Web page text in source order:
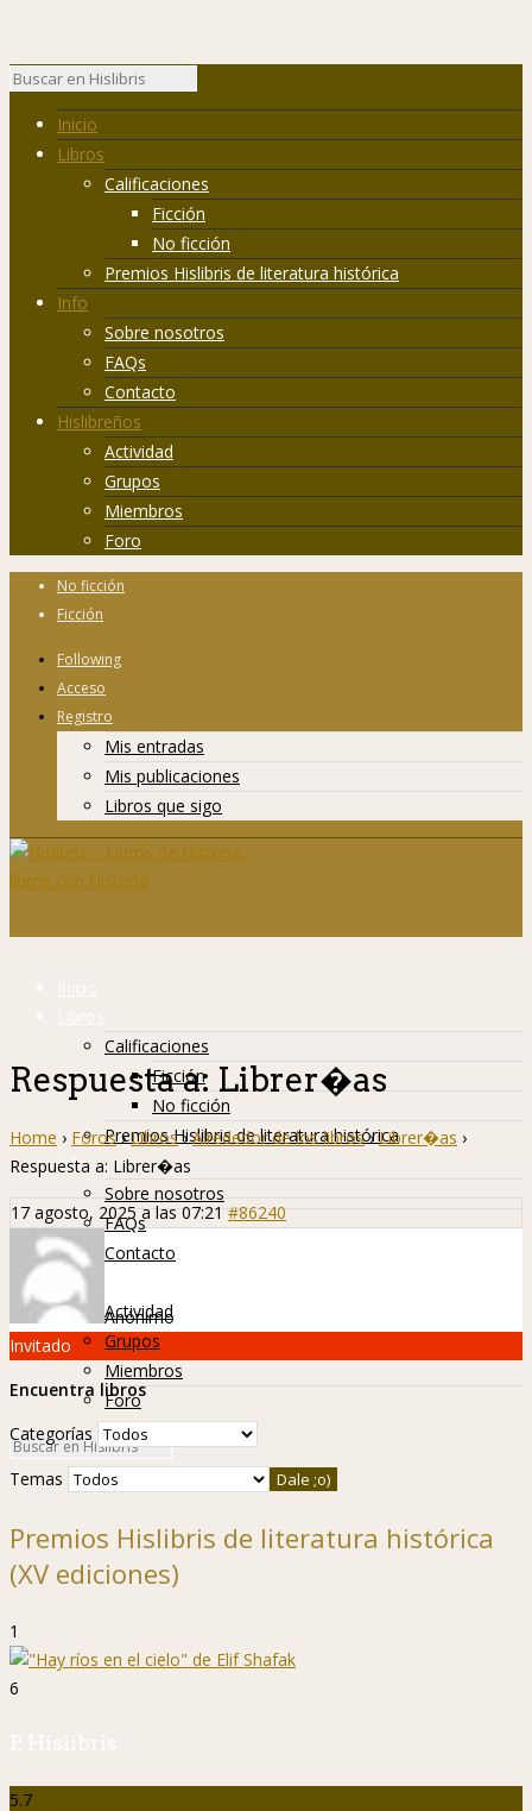
Inicio
Libros
Calificaciones
Ficción
No ficción
Premios Hislibris de literatura histórica
Info
Sobre nosotros
FAQs
Contacto
Hislibreños
Actividad
Grupos
Miembros
Foro
No ficción
Ficción
Following
Acceso
Registro
Mis entradas
Mis publicaciones
Libros que sigo
Inicio
Libros
Calificaciones
Ficción
No ficción
Premios Hislibris de literatura histórica
Info
Sobre nosotros
FAQs
Contacto
Hislibreños
Actividad
Grupos
Miembros
Foro
Respuesta a: Librer�as
Home › Foros › Libros › Alrededor de los libros › Librer�as ›
Respuesta a: Librer�as
17 agosto, 2025 a las 07:21 #86240
Anónimo
Invitado
Encuentra libros
Categorías
Temas
Premios Hislibris de literatura histórica
(XV ediciones)
1
6
P. Hislibris
5.7